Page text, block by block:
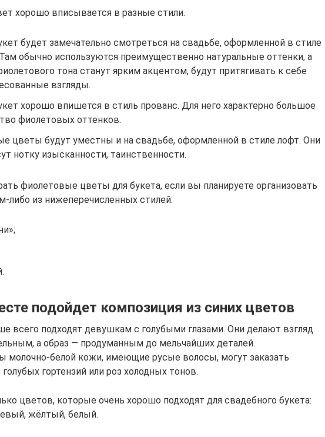
хорошо вписывается в разные стили.
будет замечательно смотреться на свадьбе, оформленной в стиле
обычно используются преимущественно натуральные оттенки, а
тона станут ярким акцентом, будут притягивать к себе
взгляды.
хорошо впишется в стиль прованс. Для него характерно большое
фиолетовых оттенков.
цветы будут уместны и на свадьбе, оформленной в стиле лофт. Они
нотку изысканности, таинственности.
фиолетовые цветы для букета, если вы планируете организовать
либо из нижеперечисленных стилей:
подойдет композиция из синих цветов
всего подходят девушкам с голубыми глазами. Они делают взгляд
а образ — продуманным до мельчайших деталей.
молочно-белой кожи, имеющие русые волосы, могут заказать
гортензий или роз холодных тонов.
цветов, которые очень хорошо подходят для свадебного букета:
жёлтый, белый.